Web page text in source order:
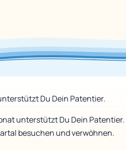
Du Dein Patentier.
unterstützt Du Dein
besuchen und verwöhnen.